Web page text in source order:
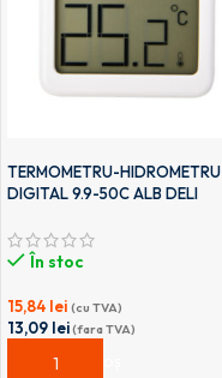
TERMOMETRU-HIDROMETRU
DIGITAL 9.9-50C ALB DELI
În stoc
15,84 lei (cu TVA)
13,09 lei(fara TVA)
ADAUGĂ ÎN COȘ